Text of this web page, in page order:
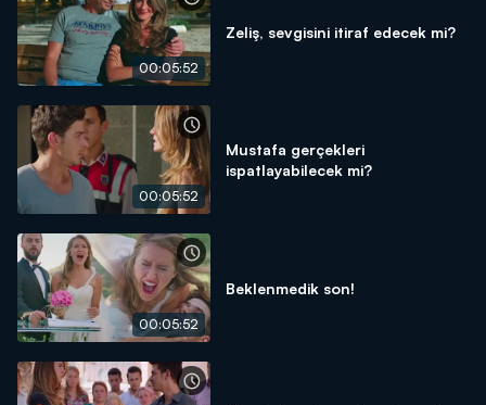
00:05:52
Zeliş, sevgisini itiraf edecek mi?
00:05:52
Mustafa gerçekleri
ispatlayabilecek mi?
00:05:52
Beklenmedik son!